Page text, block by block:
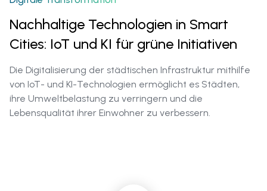
Nachhaltige Technologien in Smart
Cities: IoT und KI für grüne Initiativen
Die Digitalisierung der städtischen Infrastruktur mithilfe
von IoT- und KI-Technologien ermöglicht es Städten,
ihre Umweltbelastung zu verringern und die
Lebensqualität ihrer Einwohner zu verbessern.